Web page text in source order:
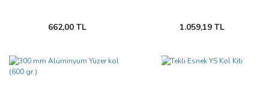
662,00 TL 1.059,19 TL